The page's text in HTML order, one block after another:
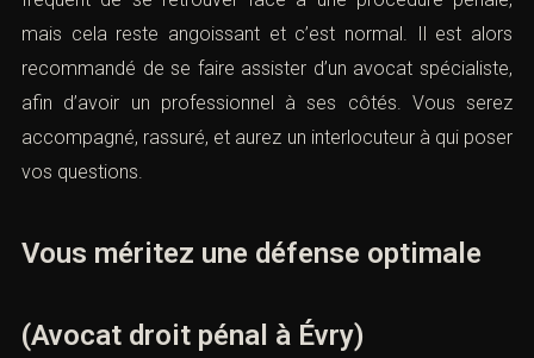
mais cela reste angoissant et c’est normal. Il est alors
recommandé de se faire assister d’un avocat spécialiste,
afin d’avoir un professionnel à ses côtés. Vous serez
accompagné, rassuré, et aurez un interlocuteur à qui poser
vos questions.
Vous méritez une défense optimale
(Avocat droit pénal à Évry)